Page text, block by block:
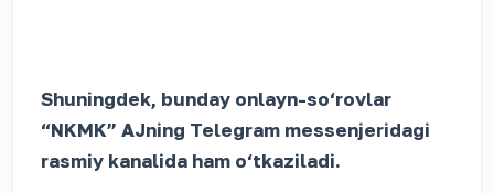
Shuningdek, bunday onlayn-so‘rovlar
“NKMK” AJning Telegram messenjeridagi
rasmiy kanalida ham o‘tkaziladi.